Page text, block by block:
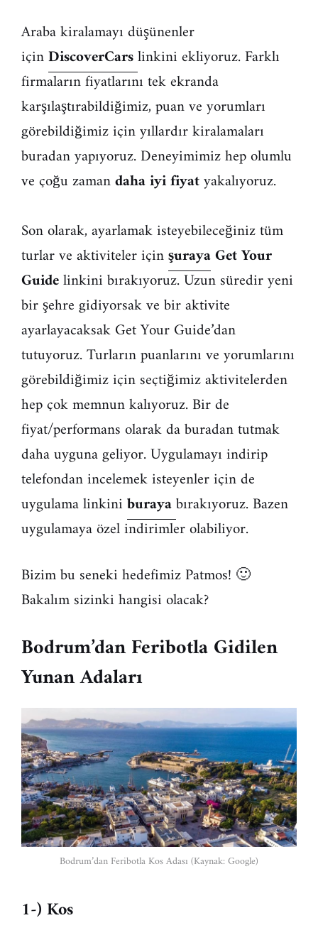
Araba kiralamayı düşünenler
içinDiscoverCarslinkini ekliyoruz. Farklı
firmaların fiyatlarını tek ekranda
karşılaştırabildiğimiz, puan ve yorumları
görebildiğimiz için yıllardır kiralamaları
buradan yapıyoruz. Deneyimimiz hep olumlu
ve çoğu zamandaha iyi fiyatyakalıyoruz.
Son olarak, ayarlamak isteyebileceğiniz tüm
turlar ve aktiviteler içinşurayaGet Your
Guidelinkini bırakıyoruz. Uzun süredir yeni
bir şehre gidiyorsak ve bir aktivite
ayarlayacaksak Get Your Guide’dan
tutuyoruz. Turların puanlarını ve yorumlarını
görebildiğimiz için seçtiğimiz aktivitelerden
hep çok memnun kalıyoruz. Bir de
fiyat/performans olarak da buradan tutmak
daha uyguna geliyor. Uygulamayı indirip
telefondan incelemek isteyenler için de
uygulama linkiniburayabırakıyoruz. Bazen
uygulamaya özel indirimler olabiliyor.
Bizim bu seneki hedefimiz Patmos! 🙂
Bakalım sizinki hangisi olacak?
Bodrum’dan Feribotla Gidilen
Yunan Adaları
Bodrum’dan Feribotla Kos Adası (Kaynak: Google)
1-) Kos